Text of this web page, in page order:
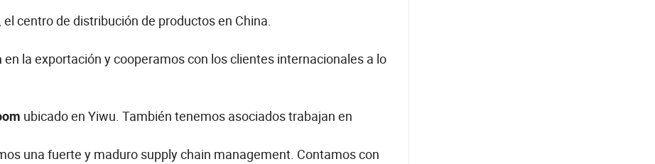
centro de distribución de productos en China.
en la exportación y cooperamos con los clientes internacionales a lo
ubicado en Yiwu. También tenemos asociados trabajan en
una fuerte y maduro supply chain management. Contamos con